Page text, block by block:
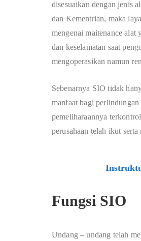
disesuaikan dengan jenis
dan Kementrian, maka
mengenai maitenance alat
dan keselamatan saat
mengoperasikan namun
Sebenarnya SIO tidak
manfaat bagi perlindungan
pemeliharaannya
perusahaan telah ikut
Fungsi SIO
Undang – undang telah